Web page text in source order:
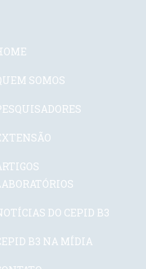
SOMOS
DO CEPID B3
B3 NA MÍDIA